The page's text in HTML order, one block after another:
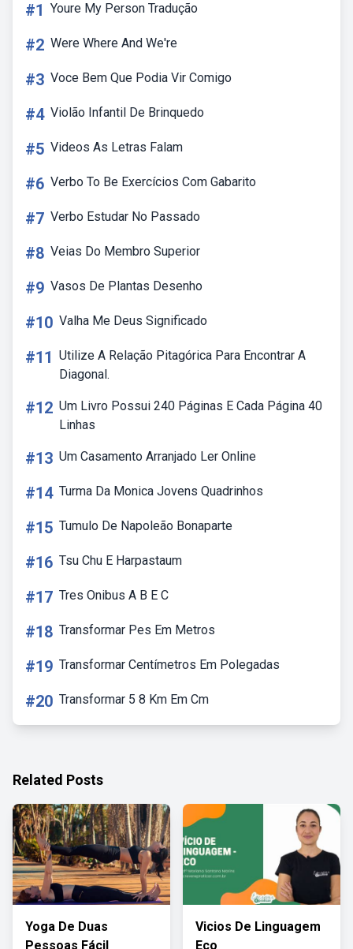
#1 Youre My Person Tradução
#2 Were Where And We're
#3 Voce Bem Que Podia Vir Comigo
#4 Violão Infantil De Brinquedo
#5 Videos As Letras Falam
#6 Verbo To Be Exercícios Com Gabarito
#7 Verbo Estudar No Passado
#8 Veias Do Membro Superior
#9 Vasos De Plantas Desenho
#10 Valha Me Deus Significado
#11 Utilize A Relação Pitagórica Para Encontrar A
Diagonal.
#12 Um Livro Possui 240 Páginas E Cada Página 40
Linhas
#13 Um Casamento Arranjado Ler Online
#14 Turma Da Monica Jovens Quadrinhos
#15 Tumulo De Napoleão Bonaparte
#16 Tsu Chu E Harpastaum
#17 Tres Onibus A B E C
#18 Transformar Pes Em Metros
#19 Transformar Centímetros Em Polegadas
#20 Transformar 5 8 Km Em Cm
Related Posts
Yoga De Duas
Pessoas Fácil
Vicios De Linguagem
Eco